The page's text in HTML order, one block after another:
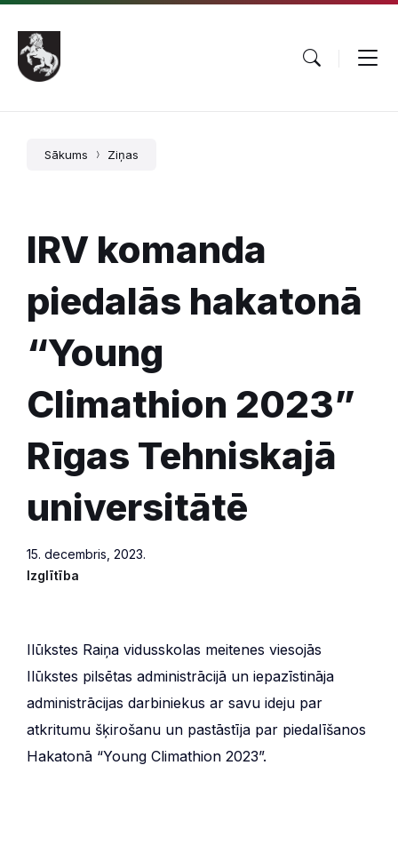
Pāriet
saturu
Skip
main
navigation
Skip
footer
Sākums Ziņas
IRV komanda
piedalās hakatonā
“Young
Climathion 2023”
Rīgas Tehniskajā
universitātē
15. decembris, 2023.
Izglītība
Ilūkstes Raiņa vidusskolas meitenes viesojās
Ilūkstes pilsētas administrācijā un iepazīstināja
administrācijas darbiniekus ar savu ideju par
atkritumu šķirošanu un pastāstīja par piedalīšanos
Hakatonā “Young Climathion 2023”.